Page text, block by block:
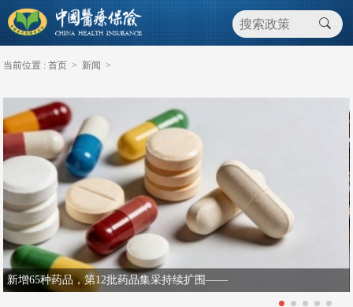
当前位置 : 首页 > 新闻 >
新增65种药品，第12批药品集采持续扩围——